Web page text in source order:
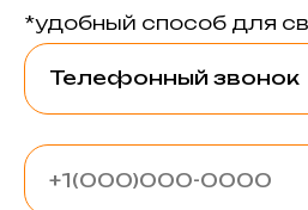
*удобный способ для